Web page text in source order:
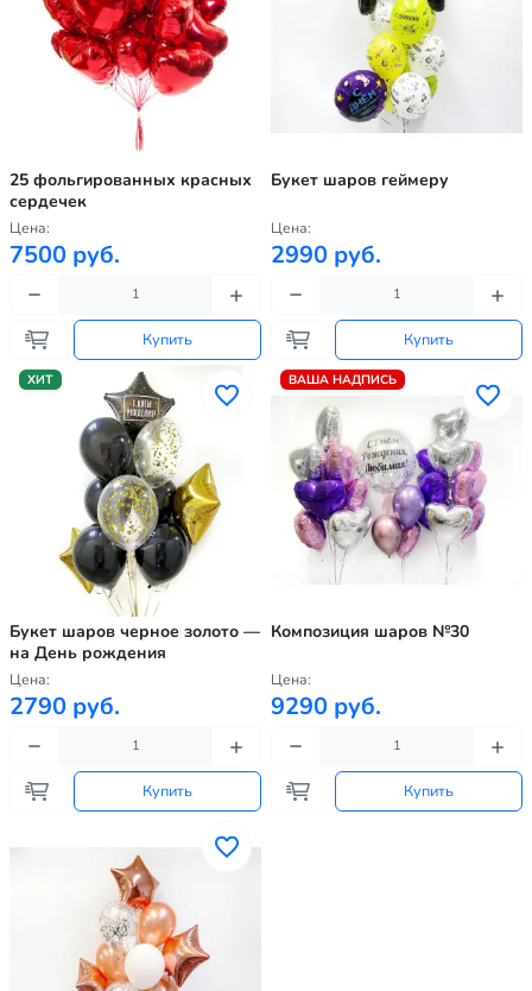
25 фольгированных красных
сердечек
Цена:
7500 руб.
Купить
Букет шаров геймеру
Цена:
2990 руб.
Купить
ХИТ
Букет шаров черное золото —
на День рождения
Цена:
2790 руб.
Купить
ВАША НАДПИСЬ
Композиция шаров №30
Цена:
9290 руб.
Купить